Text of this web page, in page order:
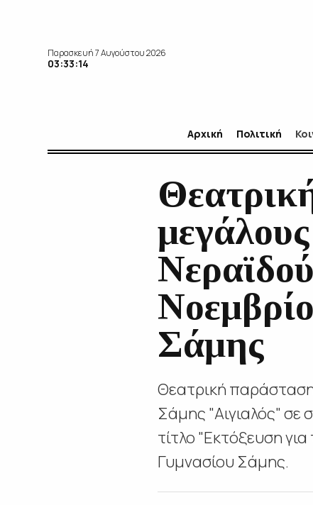
Παρασκευή 7 Αυγούστου 2026
03:33:15
Αρχική Πολιτική
Σάμης
Θεατρική παράσταση
Σάμης "Αιγιαλός" σε
τίτλο "Εκτόξευση
Γυμνασίου Σάμης.